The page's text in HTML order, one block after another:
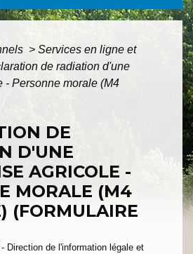
> Services en ligne et
de radiation d'une
- Personne morale (M4
DE
D'UNE
AGRICOLE -
MORALE (M4
(FORMULAIRE
Direction de l'information légale et